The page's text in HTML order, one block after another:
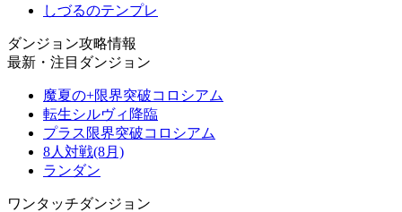
しづるのテンプレ
ダンジョン攻略情報
最新・注目ダンジョン
魔夏の+限界突破コロシアム
転生シルヴィ降臨
プラス限界突破コロシアム
8人対戦(8月)
ランダン
ワンタッチダンジョン